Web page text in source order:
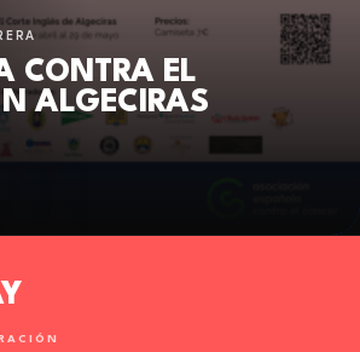
CONTRA EL
ALGECIRAS